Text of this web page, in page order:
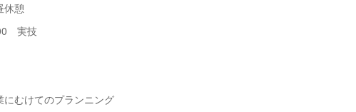
憩
実技
むけてのプランニング